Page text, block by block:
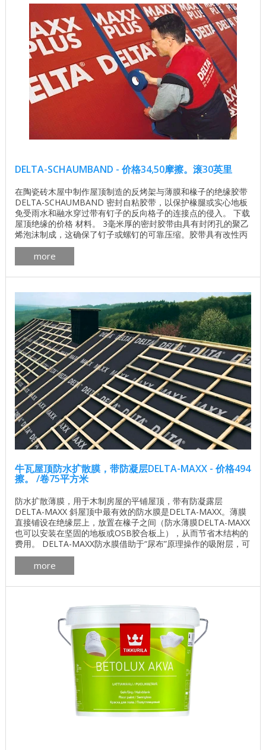
DELTA-SCHAUMBAND - 价格34,50摩擦。滚30英里
在陶瓷砖木屋中制作屋顶制造的反烤架与薄膜和椽子的绝缘胶带
DELTA-SCHAUMBAND 密封自粘胶带，以保护椽腿或实心地板
免受雨水和融水穿过带有钉子的反向格子的连接点的侵入。 下载
屋顶绝缘的价格 材料。 3毫米厚的密封胶带由具有封闭孔的聚乙
烯泡沫制成，这确保了钉子或螺钉的可靠压缩。胶带具有改性丙
烯酸酯的粘合剂层，从正面看，它由具有增强作用的强力薄膜保
护。 应用。 ...
more
牛瓦屋顶防水扩散膜，带防凝层DELTA-MAXX - 价格494
擦。 /卷75平方米
防水扩散薄膜，用于木制房屋的平铺屋顶，带有防凝露层
DELTA-MAXX 斜屋顶中最有效的防水膜是DELTA-MAXX。薄膜
直接铺设在绝缘层上，放置在椽子之间（防水薄膜DELTA-MAXX
也可以安装在坚固的地板或OSB胶合板上），从而节省木结构的
费用。 DELTA-MAXX防水膜借助于“尿布”原理操作的吸附层，可
在一天内从1平方米的体积中去除屋顶结构中的水分。 DELTA-
MAXX防水卷材是一种聚酯无纺布材料（防凝结层），具有高拉
伸强度和透气性聚氨酯涂层。 下载屋顶绝缘的价格 ...
more